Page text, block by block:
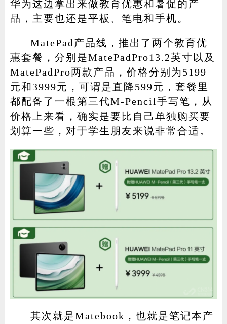
华为这边拿出来做教育优惠和暑促的产
品，主要也还是平板、笔电和手机。
MatePad产品线，推出了两个教育优
惠套餐，分别是MatePadPro13.2英寸以及
MatePadPro两款产品，价格分别为5199
元和3999元，可谓是直降599元，套餐里
都配备了一根第三代M-Pencil手写笔，从
价格上来看，确实是要比自己单独购买要
划算一些，对于学生朋友来说非常合适。
其次就是Matebook，也就是笔记本产